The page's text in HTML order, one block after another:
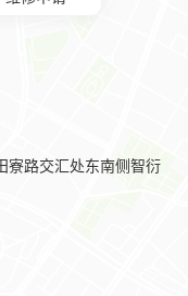
寮路交汇处东南侧智衍